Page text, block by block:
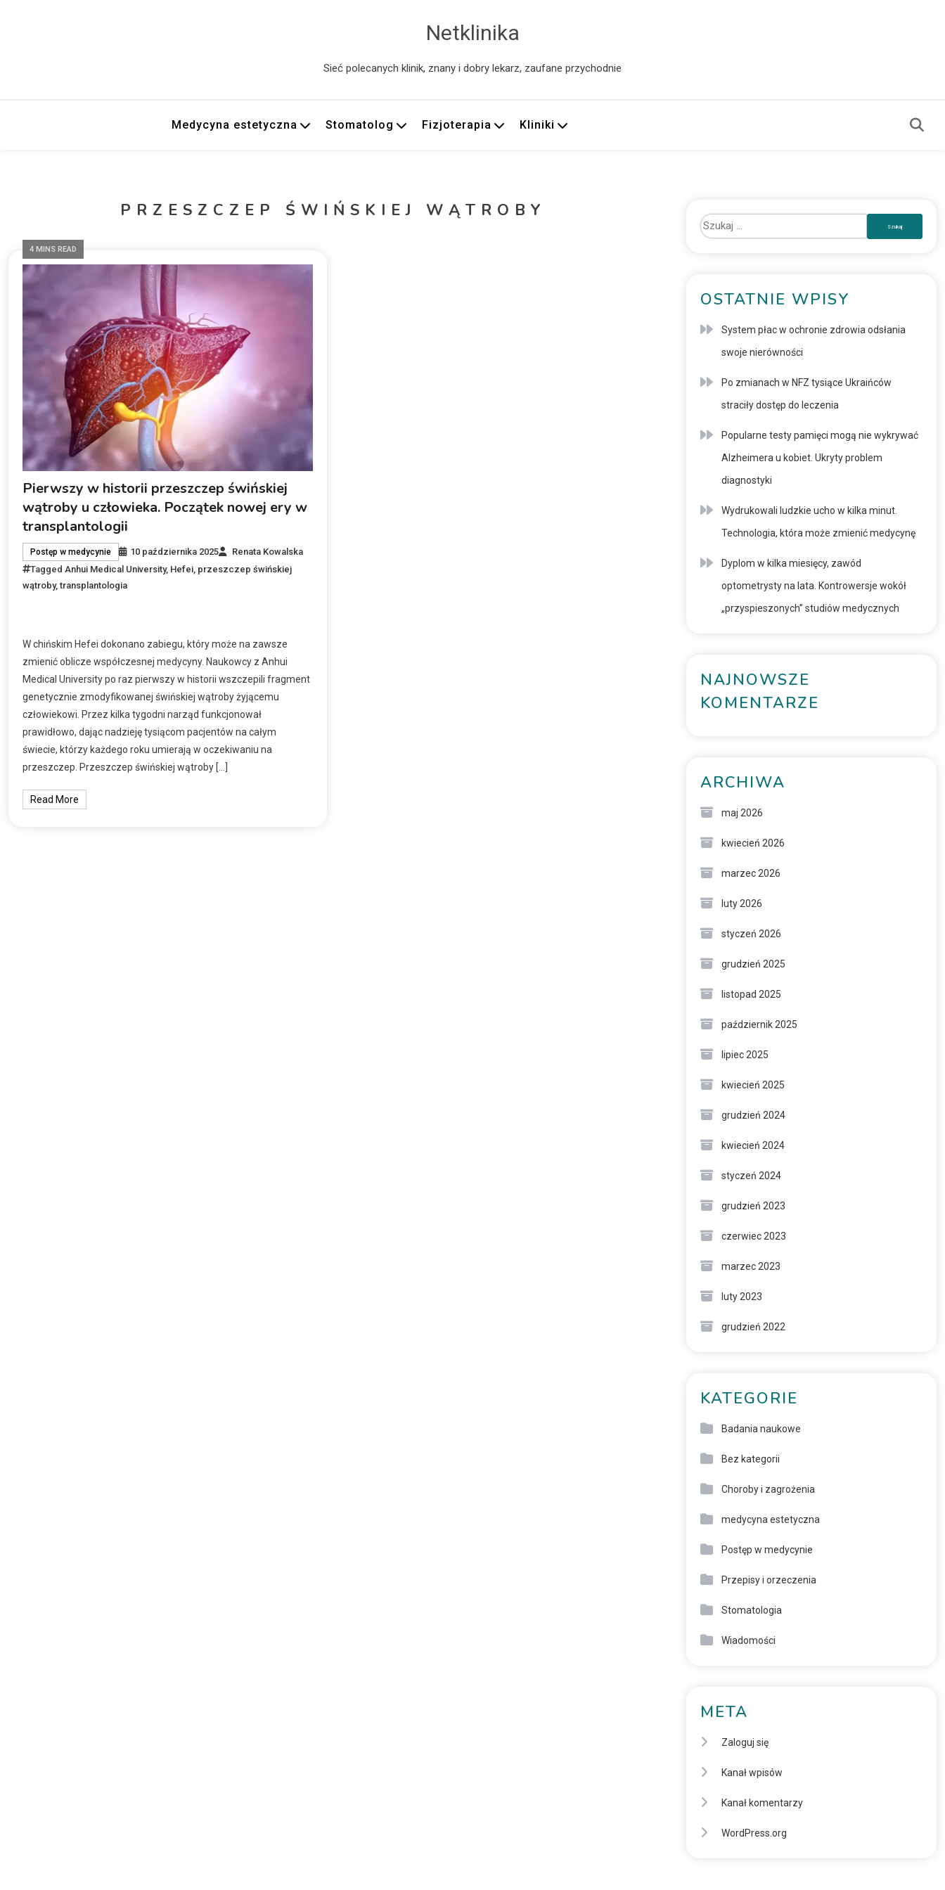
Netklinika
Sieć polecanych klinik, znany i dobry lekarz, zaufane przychodnie
Medycyna estetyczna Stomatolog Fizjoterapia Kliniki
PRZESZCZEP ŚWIŃSKIEJ WĄTROBY
4 MINS READ
Pierwszy w historii przeszczep świńskiej
wątroby u człowieka. Początek nowej ery w
transplantologii
Postęp w medycynie 10 października 2025
Renata Kowalska
Tagged Anhui Medical University, Hefei przeszczep świńskiej
wątroby,transplantologia
W chińskim Hefei dokonano zabiegu, który może na zawsze
zmienić oblicze współczesnej medycyny. Naukowcy z Anhui
Medical University po raz pierwszy w historii wszczepili fragment
genetycznie zmodyfikowanej świńskiej wątroby żyjącemu
człowiekowi. Przez kilka tygodni narząd funkcjonował
prawidłowo, dając nadzieję tysiącom pacjentów na całym
świecie, którzy każdego roku umierają w oczekiwaniu na
przeszczep. Przeszczep świńskiej wątroby […]
Read More
OSTATNIE WPISY
System płac w ochronie zdrowia odsłania
swoje nierówności
Po zmianach w NFZ tysiące Ukraińców
straciły dostęp do leczenia
Popularne testy pamięci mogą nie wykrywać
Alzheimera u kobiet. Ukryty problem
diagnostyki
Wydrukowali ludzkie ucho w kilka minut.
Technologia, która może zmienić medycynę
Dyplom w kilka miesięcy, zawód
optometrysty na lata. Kontrowersje wokół
„przyspieszonych” studiów medycznych
NAJNOWSZE
KOMENTARZE
ARCHIWA
maj 2026
kwiecień 2026
marzec 2026
luty 2026
styczeń 2026
grudzień 2025
listopad 2025
październik 2025
lipiec 2025
kwiecień 2025
grudzień 2024
kwiecień 2024
styczeń 2024
grudzień 2023
czerwiec 2023
marzec 2023
luty 2023
grudzień 2022
KATEGORIE
Badania naukowe
Bez kategorii
Choroby i zagrożenia
medycyna estetyczna
Postęp w medycynie
Przepisy i orzeczenia
Stomatologia
Wiadomości
META
Zaloguj się
Kanał wpisów
Kanał komentarzy
WordPress.org